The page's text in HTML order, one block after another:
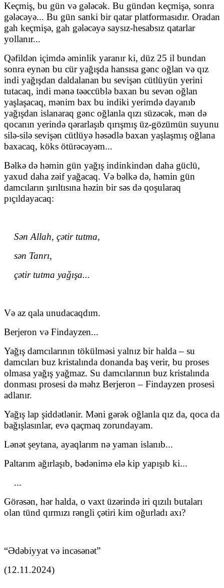
Keçmiş, bu gün və gələcək. Bu gündən keçmişə, sonra
gələcəyə... Bu gün sanki bir qatar platformasıdır. Oradan
gah keçmişə, gah gələcəyə saysız-hesabsız qatarlar
yollanır...
Qəfildən içimdə əminlik yaranır ki, düz 25 il bundan
sonra eynən bu cür yağışda hansısa gənc oğlan və qız
indi yağışdan daldalanan bu sevişən cütlüyün yerini
tutacaq, indi mənə təəccüblə baxan bu sevən oğlan
yaşlaşacaq, mənim bax bu indiki yerimdə dayanıb
yağışdan islanaraq gənc oğlanla qızı süzəcək, mən də
qocanın yerində qərarlaşıb qırışmış üz-gözümün suyunu
silə-silə sevişən cütlüyə həsədlə baxan yaşlaşmış oğlana
baxacaq, köks ötürəcəyəm...
Bəlkə də həmin gün yağış indinkindən daha güclü,
yaxud daha zəif yağacaq. Və bəlkə də, həmin gün
damcıların şırıltısına həzin bir səs də qoşularaq
pıçıldayacaq:
Sən Allah, çətir tutma,
sən Tanrı,
çətir tutma yağışa...
Və az qala unudacaqdım.
Berjeron və Findayzen...
Yağış damcılarının tökülməsi yalnız bir halda – su
damcıları buz kristalında donanda baş verir, bu proses
olmasa yağış yağmaz. Su damcılarının buz kristalında
donması prosesi də məhz Berjeron – Findayzen prosesi
adlanır.
Yağış lap şiddətlənir. Məni gərək oğlanla qız da, qoca da
bağışlasınlar, evə qaçmaq zorundayam.
Lənət şeytana, ayaqlarım nə yaman islanıb...
Paltarım ağırlaşıb, bədənimə elə kip yapışıb ki...
...
Görəsən, hər halda, o vaxt üzərində iri qızılı butaları
olan tünd qırmızı rəngli çətiri kim oğurladı axı?
“Ədəbiyyat və incəsənət”
(12.11.2024)